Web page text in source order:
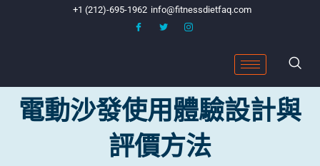
+1 (212)-695-1962 info@fitnessdietfaq.com
電動沙發使用體驗設計與
評價方法